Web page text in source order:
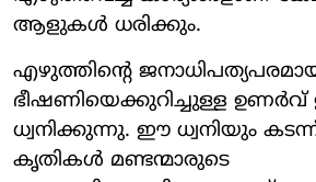
ആളുകള്‍ ധരിക്കും.
എഴുത്തിന്റെ
ഭീഷണിയെക്കുറിച്ചുള്ള
ധ്വനിക്കുന്നു. ഈ ധ്വനിയും
കൃതികള്‍ മണ്ടന്മാരുടെ